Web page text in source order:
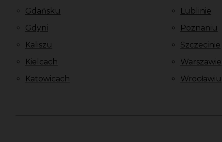
Gdańsku
Gdyni
Kaliszu
Kielcach
Katowicach
Lublinie
Poznaniu
Szczecinie
Warszawie
Wrocławiu